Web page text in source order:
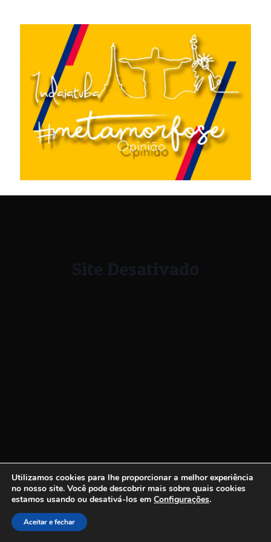
Site Desativado
Utilizamos cookies para lhe proporcionar a melhor experiência
no nosso site. Você pode descobrir mais sobre quais cookies
estamos usando ou desativá-los em Configurações.
Aceitar e fechar